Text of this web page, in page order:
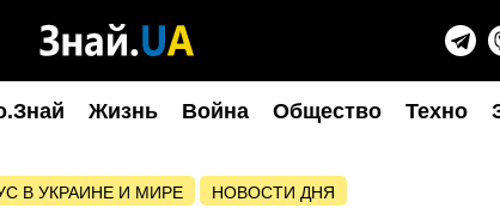
Жизнь Война Общество Техно
В УКРАИНЕ И МИРЕ НОВОСТИ ДНЯ